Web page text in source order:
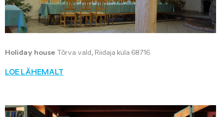
Holiday house Tõrva vald, Riidaja küla 68716
LOE LÄHEMALT